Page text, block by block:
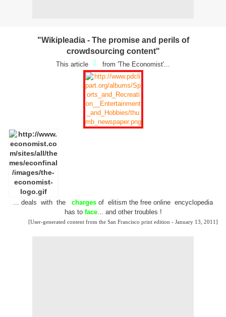
"Wikipleadia - The promise and perils of
crowdsourcing content"
This article ⇓ from 'The Economist'...
... deals with the charges of elitism the free online encyclopedia
has to face... and other troubles !
[User-generated content from the San Francisco print edition - January 13, 2011]